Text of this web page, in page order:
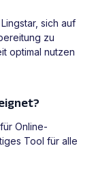
sich auf
zu
optimal nutzen
Online-
Tool für alle